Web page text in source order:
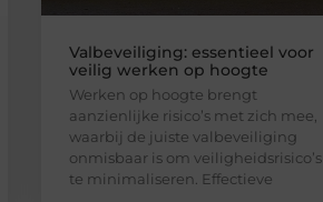
Valbeveiliging: essentieel voor
veilig werken op hoogte
Werken op hoogte brengt
aanzienlijke risico’s met zich mee,
waarbij de juiste valbeveiliging
onmisbaar is om veiligheidsrisico’s
te minimaliseren. Effectieve